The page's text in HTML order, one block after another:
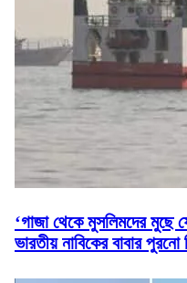
‘গাজা থেকে মুসলিমদের মুছে
ভারতীয় নাবিকের বাবার